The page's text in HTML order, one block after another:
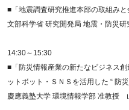
■「地震調査研究推進本部の取組みと
文部科学省 研究開発局 地震・防災
14:30～15:30
■「防災情報産業の新たなビジネス
ットボット・ＳＮＳを活用した “ 防
慶應義塾大学 環境情報学部 准教授